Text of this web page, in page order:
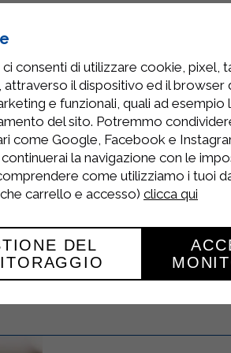
porzioni e stenderlo sul
alta 4 mm.
i mucchietti a qualche
che tutta l’aria sia
immergere le bugie e
scolare su un foglio di
ripiene di confettura ai
consenti di utilizzare cookie, pixel,
il dispositivo ed il browser
e funzionali, quali ad esempio
del sito. Potremmo
come Google, Facebook e
la navigazione con le
come utilizziamo i tuoi
carrello e accesso) clicca qui
DEL